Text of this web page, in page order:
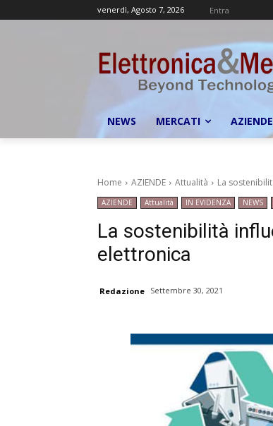
venerdì, Agosto 7, 2026 Entra
NEWS MERCATI AZIENDE
Home AZIENDE Attualità La
AZIENDE Attualità IN EVIDENZA NEWS
La sostenibilità
elettronica
Redazione Settembre 30, 2021